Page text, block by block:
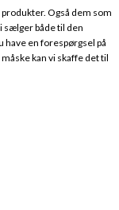
Også dem som
sælger både til den
have en forespørgsel på
kan vi skaffe det til